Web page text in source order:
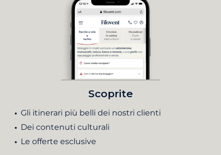
Scoprite
Gli itinerari più belli dei nostri clienti
Dei contenuti culturali
Le offerte esclusive